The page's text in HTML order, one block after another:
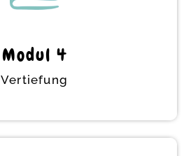
mit anderen. Durch das
und wie du Anliegen von
kannst.
Modul 4
Vertiefung